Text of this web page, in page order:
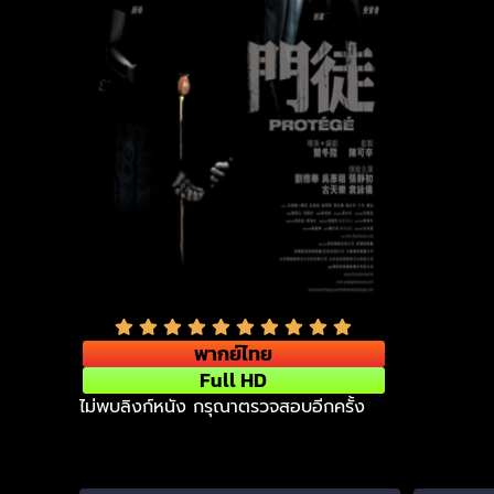
พากย์ไทย
Full HD
ไม่พบลิงก์หนัง กรุณาตรวจสอบอีกครั้ง